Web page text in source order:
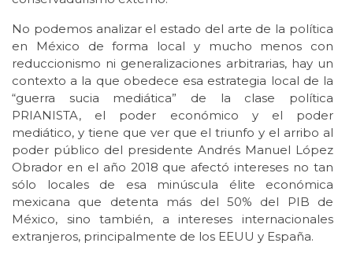
No podemos analizar el estado del arte de la política
en México de forma local y mucho menos con
reduccionismo ni generalizaciones arbitrarias, hay un
contexto a la que obedece esa estrategia local de la
“guerra sucia mediática” de la clase política
PRIANISTA, el poder económico y el poder
mediático, y tiene que ver que el triunfo y el arribo al
poder público del presidente Andrés Manuel López
Obrador en el año 2018 que afectó intereses no tan
sólo locales de esa minúscula élite económica
mexicana que detenta más del 50% del PIB de
México, sino también, a intereses internacionales
extranjeros, principalmente de los EEUU y España.